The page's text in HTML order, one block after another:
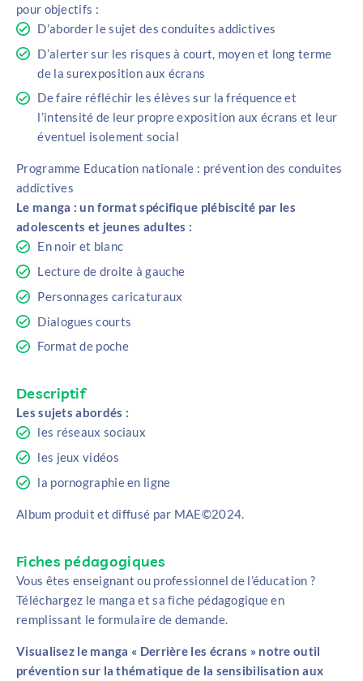
pour objectifs :
D’aborder le sujet des conduites addictives
D’alerter sur les risques à court, moyen et long terme
de la surexposition aux écrans
De faire réfléchir les élèves sur la fréquence et
l’intensité de leur propre exposition aux écrans et leur
éventuel isolement social
Programme Education nationale : prévention des conduites
addictives
Le manga : un format spécifique plébiscité par les
adolescents et jeunes adultes :
En noir et blanc
Lecture de droite à gauche
Personnages caricaturaux
Dialogues courts
Format de poche
Descriptif
Les sujets abordés :
les réseaux sociaux
les jeux vidéos
la pornographie en ligne
Album produit et diffusé par MAE©2024.
Fiches pédagogiques
Vous êtes enseignant ou professionnel de l’éducation ?
Téléchargez le manga et sa fiche pédagogique en
remplissant le formulaire de demande.
Visualisez le manga « Derrière les écrans » notre outil
prévention sur la thématique de la sensibilisation aux